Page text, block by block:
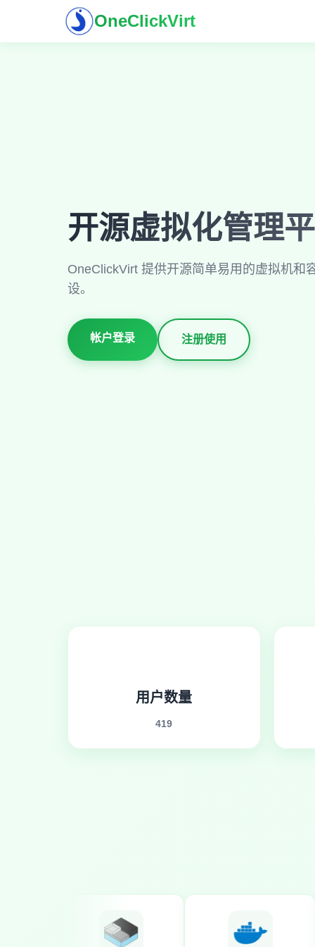
OneClickVirt
开源虚拟化管理
OneClickVirt 提供开源简单易用的虚拟机和
设。
帐户登录 注册使用
用户数量
419